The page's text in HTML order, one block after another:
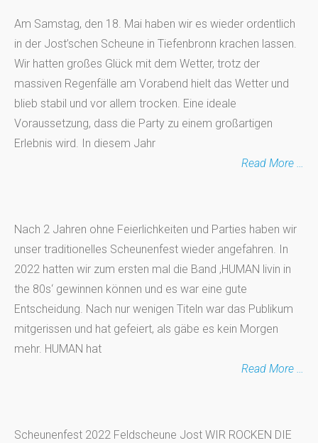
Am Samstag, den 18. Mai haben wir es wieder ordentlich
in der Jost’schen Scheune in Tiefenbronn krachen lassen.
Wir hatten großes Glück mit dem Wetter, trotz der
massiven Regenfälle am Vorabend hielt das Wetter und
blieb stabil und vor allem trocken. Eine ideale
Voraussetzung, dass die Party zu einem großartigen
Erlebnis wird. In diesem Jahr
Read More …
Nach 2 Jahren ohne Feierlichkeiten und Parties haben wir
unser traditionelles Scheunenfest wieder angefahren. In
2022 hatten wir zum ersten mal die Band ‚HUMAN livin in
the 80s‘ gewinnen können und es war eine gute
Entscheidung. Nach nur wenigen Titeln war das Publikum
mitgerissen und hat gefeiert, als gäbe es kein Morgen
mehr. HUMAN hat
Read More …
Scheunenfest 2022 Feldscheune Jost WIR ROCKEN DIE